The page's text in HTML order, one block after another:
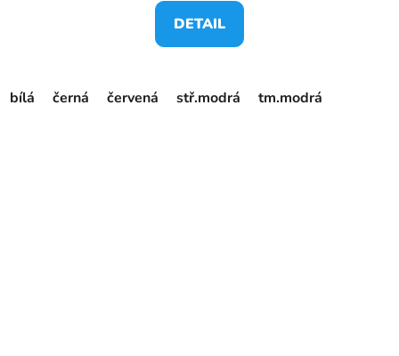
DETAIL
bílá černá červená stř.modrá tm.modrá